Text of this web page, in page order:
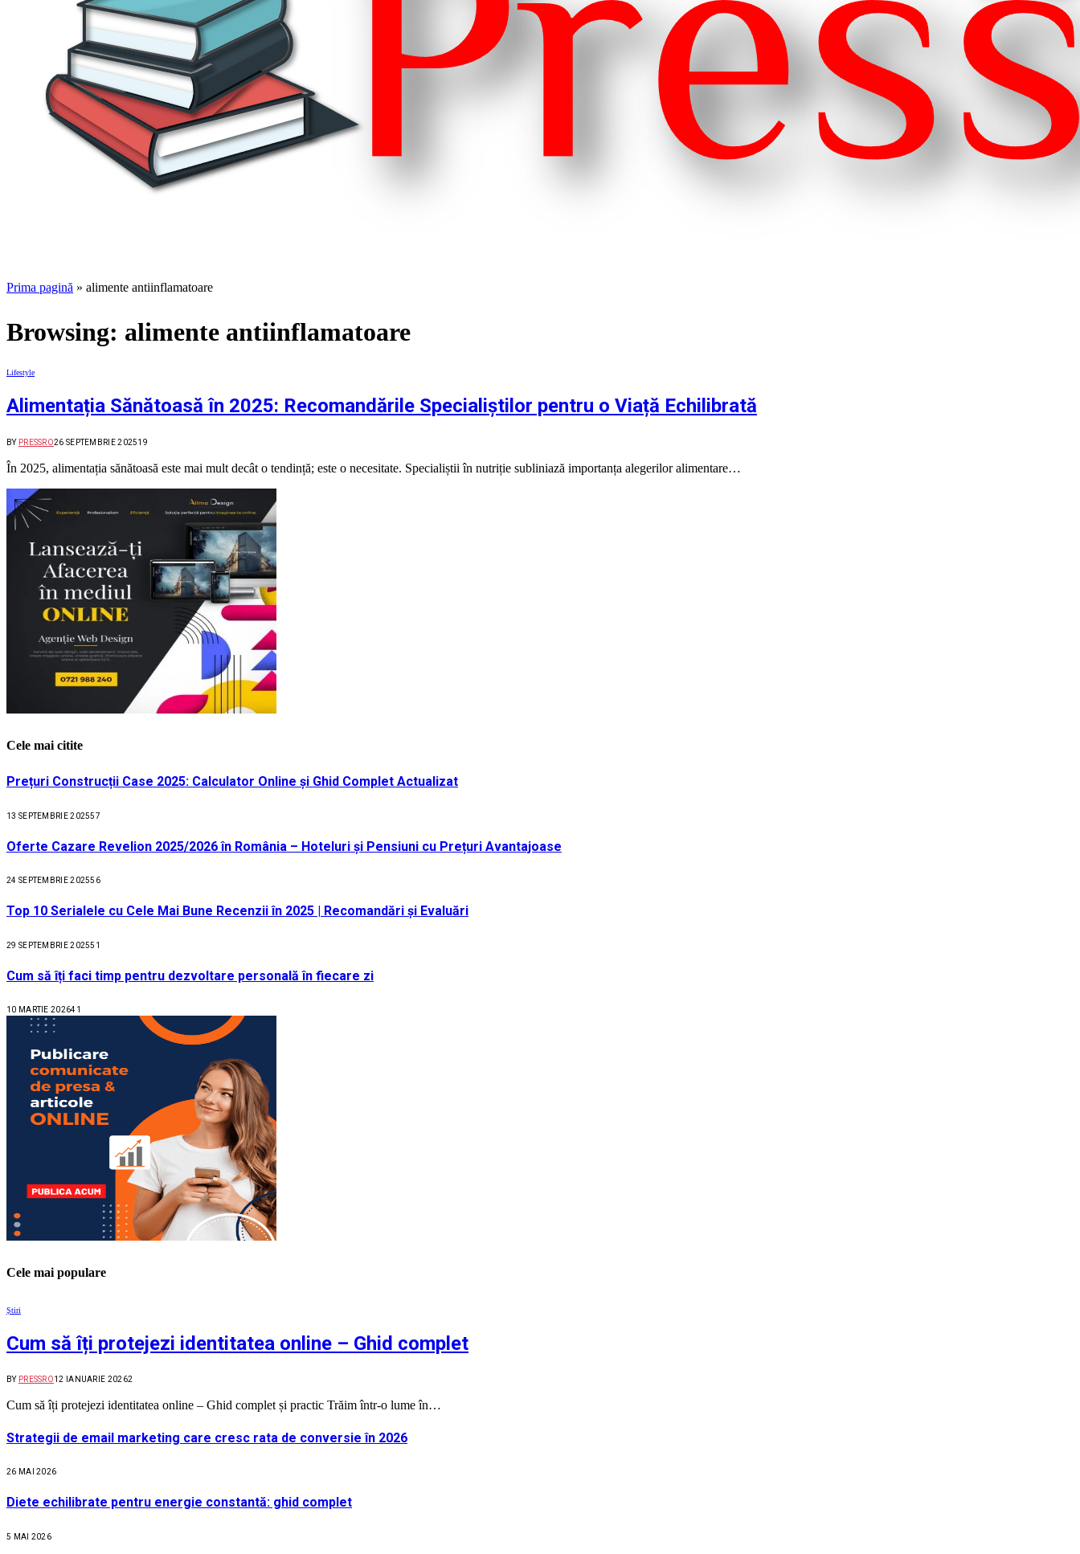
Prima pagină » alimente antiinflamatoare
Browsing: alimente antiinflamatoare
Lifestyle
Alimentația Sănătoasă în 2025: Recomandările Specialiștilor pentru o Viață Echilibrată
BY PRESSRO26 SEPTEMBRIE 202519
În 2025, alimentația sănătoasă este mai mult decât o tendință; este o necesitate. Specialiștii în nutriție subliniază importanța alegerilor alimentare…
Cele mai citite
Prețuri Construcții Case 2025: Calculator Online și Ghid Complet Actualizat
13 SEPTEMBRIE 202557
Oferte Cazare Revelion 2025/2026 în România – Hoteluri și Pensiuni cu Prețuri Avantajoase
24 SEPTEMBRIE 202556
Top 10 Serialele cu Cele Mai Bune Recenzii în 2025 | Recomandări și Evaluări
29 SEPTEMBRIE 202551
Cum să îți faci timp pentru dezvoltare personală în fiecare zi
10 MARTIE 202641
Cele mai populare
Știri
Cum să îți protejezi identitatea online – Ghid complet
BY PRESSRO12 IANUARIE 20262
Cum să îți protejezi identitatea online – Ghid complet și practic Trăim într-o lume în…
Strategii de email marketing care cresc rata de conversie în 2026
26 MAI 2026
Diete echilibrate pentru energie constantă: ghid complet
5 MAI 2026